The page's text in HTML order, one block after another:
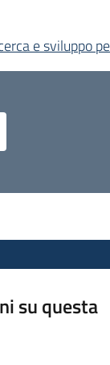
e sviluppo
su questa